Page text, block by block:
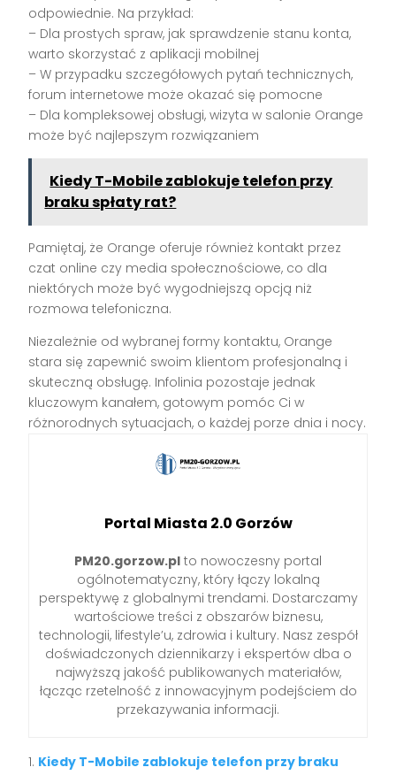
odpowiednie. Na przykład:
– Dla prostych spraw, jak sprawdzenie stanu konta,
warto skorzystać z aplikacji mobilnej
– W przypadku szczegółowych pytań technicznych,
forum internetowe może okazać się pomocne
– Dla kompleksowej obsługi, wizyta w salonie Orange
może być najlepszym rozwiązaniem
Kiedy T-Mobile zablokuje telefon przy
braku spłaty rat?
Pamiętaj, że Orange oferuje również kontakt przez
czat online czy media społecznościowe, co dla
niektórych może być wygodniejszą opcją niż
rozmowa telefoniczna.
Niezależnie od wybranej formy kontaktu, Orange
stara się zapewnić swoim klientom profesjonalną i
skuteczną obsługę. Infolinia pozostaje jednak
kluczowym kanałem, gotowym pomóc Ci w
różnorodnych sytuacjach, o każdej porze dnia i nocy.
Portal Miasta 2.0 Gorzów
PM20.gorzow.pl to nowoczesny portal
ogólnotematyczny, który łączy lokalną
perspektywę z globalnymi trendami. Dostarczamy
wartościowe treści z obszarów biznesu,
technologii, lifestyle’u, zdrowia i kultury. Nasz zespół
doświadczonych dziennikarzy i ekspertów dba o
najwyższą jakość publikowanych materiałów,
łącząc rzetelność z innowacyjnym podejściem do
przekazywania informacji.
Kiedy T-Mobile zablokuje telefon przy braku